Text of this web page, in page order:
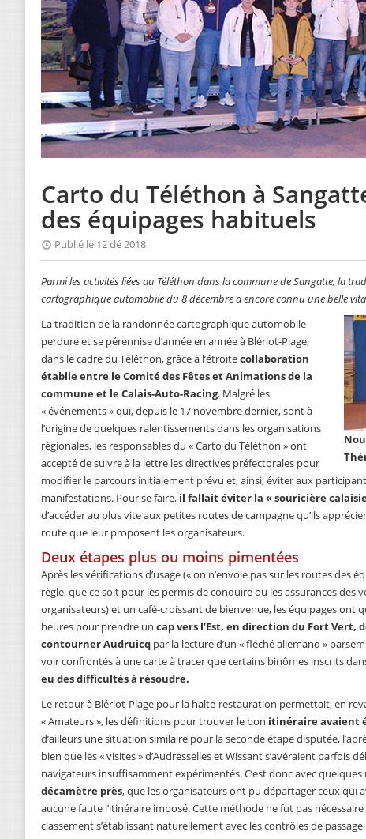
Carto du Téléthon à
des équipages habituels
Publié le 12 dé 2018
Parmi les activités liées au Téléthon dans la commune de Sangatte, la
cartographique automobile du 8 décembre a encore connu une belle
La tradition de la randonnée cartographique automobile
perdure et se pérennise d’année en année à Blériot-Plage,
dans le cadre du Téléthon, grâce à l’étroitecollaboration
établie entre le Comité des Fêtes et Animations de la
commune et le Calais-Auto-Racing. Malgré les
« événements » qui, depuis le 17 novembre dernier, sont à
l’origine de quelques ralentissements dans les organisations
régionales, les responsables du « Carto du Téléthon » ont
accepté de suivre à la lettre les directives préfectorales pour
modifier le parcours initialement prévu et, ainsi, éviter aux
manifestations. Pour se faire, il fallait éviter la « souricière
d’accéder au plus vite aux petites routes de campagne qu’ils
route que leur proposent les organisateurs.
Deux étapes plus ou moins pimentées
Après les vérifications d’usage (« on n’envoie pas sur les routes des
règle, que ce soit pour les permis de conduire ou les assurances des
organisateurs) et un café-croissant de bienvenue, les équipages ont
heures pour prendre un cap vers l’Est, en direction du Fort Vert,
contourner Audruicq par la lecture d’un « fléché allemand »
voir confrontés à une carte à tracer que certains binômes inscrits
eu des difficultés à résoudre.
Le retour à Blériot-Plage pour la halte-restauration permettait, en
« Amateurs », les définitions pour trouver le bon itinéraire avaient
d’ailleurs une situation similaire pour la seconde étape disputée,
bien que les « visites » d’Audresselles et Wissant s’avéraient parfois
navigateurs insuffisamment expérimentés. C’est donc avec
décamètre près, que les organisateurs ont pu départager ceux qui
aucune faute l’itinéraire imposé. Cette méthode ne fut pas
classement s’établissant naturellement avec les contrôles de